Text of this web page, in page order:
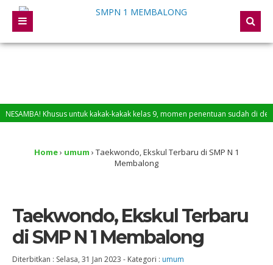
Khusus untuk kakak-kakak kelas 9, momen penentuan sudah di
Home› umum › Taekwondo, Ekskul Terbaru di SMP N 1
Membalong
Taekwondo, Ekskul Terbaru
di SMP N 1 Membalong
Diterbitkan : Selasa, 31 Jan 2023 - Kategori : umum